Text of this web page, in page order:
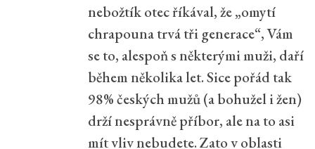
nebožtík otec říkával, že „omytí
chrapouna trvá tři generace“, Vám
se to, alespoň s některými muži, daří
během několika let. Sice pořád tak
98% českých mužů (a bohužel i žen)
drží nesprávně příbor, ale na to asi
mít vliv nebudete. Zato v oblasti